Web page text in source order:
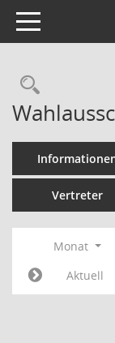
Toggle navigation
Vertreter
Monat
Aktuell